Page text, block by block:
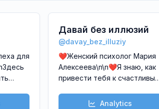
для
Давай без иллюзий
@davay_bez_illuziy
❤️Женский психолог Мария
Алексеева\n\n❤️Я знаю, как
привести тебя к
успешным мужчиной,
Analytics